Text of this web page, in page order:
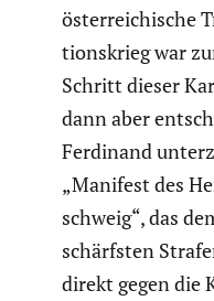
öster­rei­chi­sche
ti­ons­krieg war
Schritt dieser
dann aber
Ferdinand
„Manifest des
schweig“, das
schärfsten
direkt gegen die